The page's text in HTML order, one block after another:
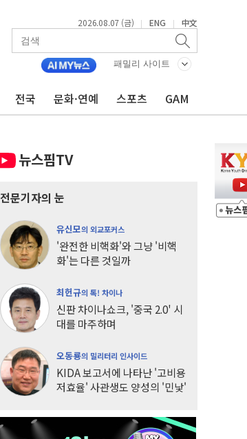
2026.08.07 (금) | ENG | 中文
패밀리 사이트
전국 문화·연예 스포츠 GAM
뉴스핌TV
전문기자의 눈
유신모의 외교포커스
'완전한 비핵화'와 그냥 '비핵
화'는 다른 것일까
최헌규의 톡! 차이나
신판 차이나쇼크, '중국 2.0' 시
대를 마주하며
오동룡의 밀리터리 인사이드
KIDA 보고서에 나타난 '고비용
저효율' 사관생도 양성의 '민낯'